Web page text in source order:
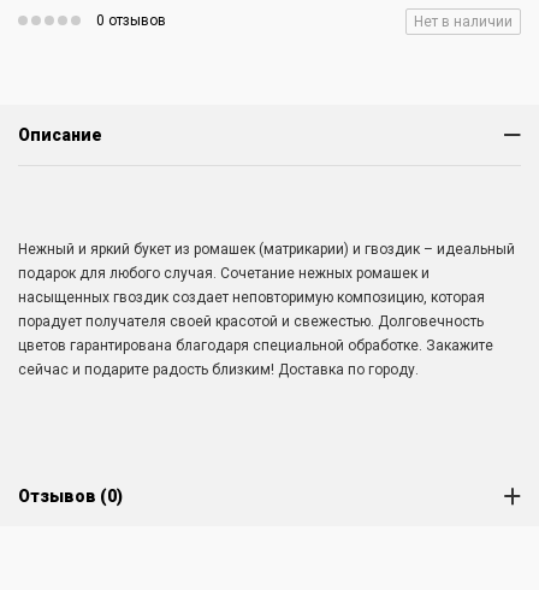
0 отзывов Нет в наличии
Описание
Нежный и яркий букет из ромашек (матрикарии) и гвоздик – идеальный
подарок для любого случая. Сочетание нежных ромашек и
насыщенных гвоздик создает неповторимую композицию, которая
порадует получателя своей красотой и свежестью. Долговечность
цветов гарантирована благодаря специальной обработке. Закажите
сейчас и подарите радость близким! Доставка по городу.
Отзывов (0)